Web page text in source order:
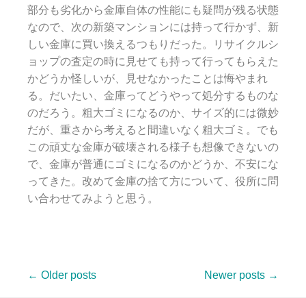
部分も劣化から金庫自体の性能にも疑問が残る状態
なので、次の新築マンションには持って行かず、新
しい金庫に買い換えるつもりだった。リサイクルシ
ョップの査定の時に見せても持って行ってもらえた
かどうか怪しいが、見せなかったことは悔やまれ
る。だいたい、金庫ってどうやって処分するものな
のだろう。粗大ゴミになるのか、サイズ的には微妙
だが、重さから考えると間違いなく粗大ゴミ。でも
この頑丈な金庫が破壊される様子も想像できないの
で、金庫が普通にゴミになるのかどうか、不安にな
ってきた。改めて金庫の捨て方について、役所に問
い合わせてみようと思う。
← Older posts Newer posts →